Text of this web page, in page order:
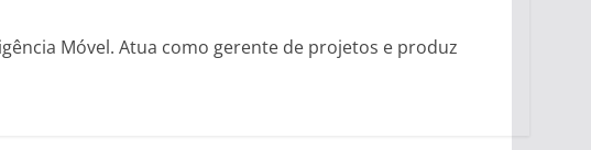
Móvel. Atua como gerente de projetos e produz